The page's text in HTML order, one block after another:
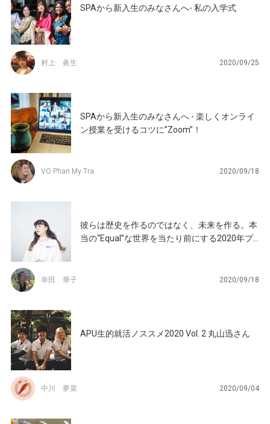
SPAから新入生のみなさんへ- 私の入学式
村上 眞生 2020/09/25
SPAから新入生のみなさんへ - 楽しくオンライ
ン授業を受けるコツに”Zoom”！
VO Phan My Tra 2020/09/18
彼らは歴史を作るのではなく、未来を作る。本
当の“Equal”な世界を当たり前にする2020年プ
幸田 華子 2020/09/18
APU生的就活ノススメ2020 Vol. 2 丸山迅さん
中川 夢菜 2020/09/04